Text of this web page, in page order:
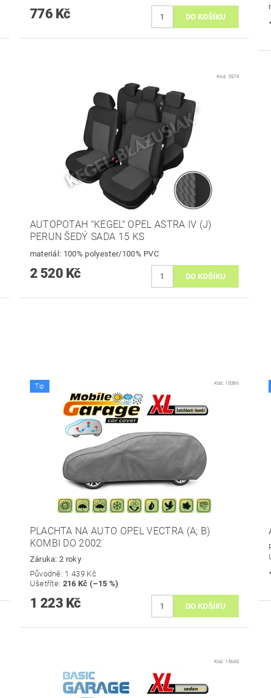
776 Kč
Kód: 5579
AUTOPOTAH "KEGEL" OPEL ASTRA IV (J)
PERUN ŠEDÝ SADA 15 KS
materiál: 100% polyester/100% PVC
2 520 Kč
Tip Kód: 18386
PLACHTA NA AUTO OPEL VECTRA (A; B)
KOMBI DO 2002
Záruka: 2 roky
Původně: 1 439 Kč
Ušetříte: 216 Kč (–15 %)
1 223 Kč
Kód: 15648